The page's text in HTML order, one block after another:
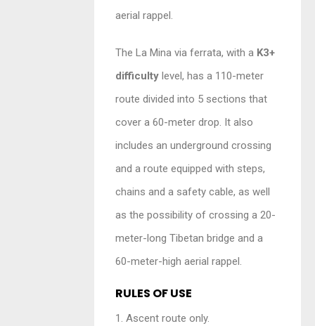
aerial rappel.
The La Mina via ferrata, with a K3+
difficulty level, has a 110-meter
route divided into 5 sections that
cover a 60-meter drop. It also
includes an underground crossing
and a route equipped with steps,
chains and a safety cable, as well
as the possibility of crossing a 20-
meter-long Tibetan bridge and a
60-meter-high aerial rappel.
RULES OF USE
1. Ascent route only.